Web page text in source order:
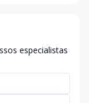
especialistas